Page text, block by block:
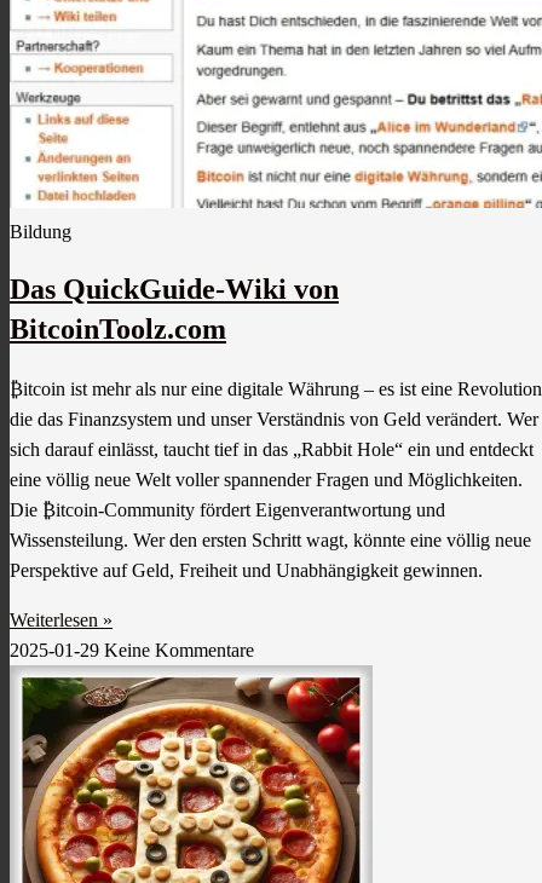
Bildung
Das QuickGuide-Wiki von
BitcoinToolz.com
₿itcoin ist mehr als nur eine digitale Währung – es ist eine
die das Finanzsystem und unser Verständnis von Geld verändert. Wer
sich darauf einlässt, taucht tief in das „Rabbit Hole“ ein und entdeckt
eine völlig neue Welt voller spannender Fragen und Möglichkeiten.
Die ₿itcoin-Community fördert Eigenverantwortung und
Wissensteilung. Wer den ersten Schritt wagt, könnte eine völlig neue
Perspektive auf Geld, Freiheit und Unabhängigkeit gewinnen.
Weiterlesen »
2025-01-29 Keine Kommentare